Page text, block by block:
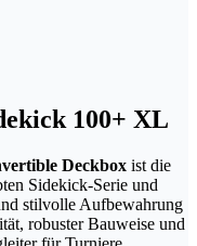
100+ XL
Deckbox ist die
Sidekick-Serie und
stilvolle Aufbewahrung
robuster Bauweise und